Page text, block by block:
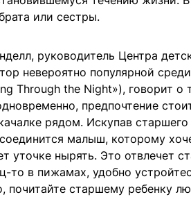
или сестры.
руководитель Центра
невероятно популярной
Through the Night»), говорит
предпочтение
рядом. Искупав
малыш, которому
уточке нырять. Это отвлечет
то в пижамах, удобно
почитайте старшему ребенку